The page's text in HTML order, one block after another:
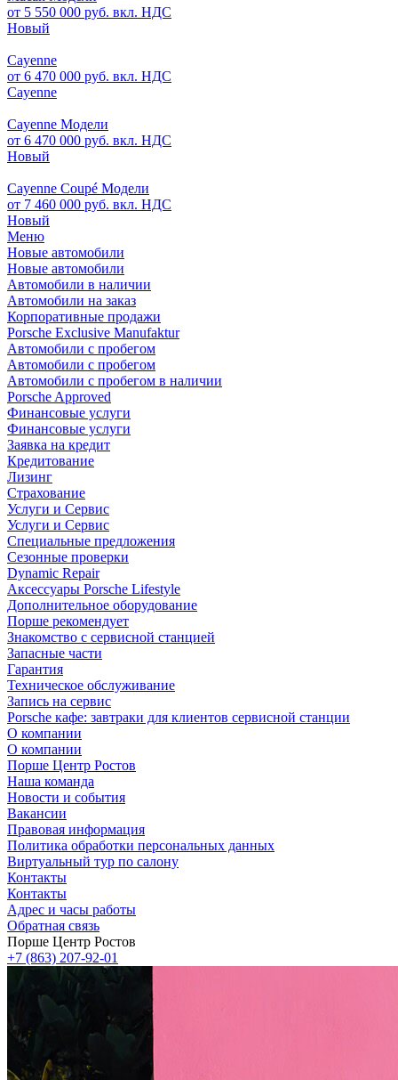
от 5 550 000 руб. вкл. НДС
Новый
Cayenne
от 6 470 000 руб. вкл. НДС
Cayenne
Cayenne Модели
от 6 470 000 руб. вкл. НДС
Новый
Cayenne Coupé Модели
от 7 460 000 руб. вкл. НДС
Новый
Меню
Новые автомобили
Новые автомобили
Автомобили в наличии
Автомобили на заказ
Корпоративные продажи
Porsche Exclusive Manufaktur
Автомобили с пробегом
Автомобили с пробегом
Автомобили с пробегом в наличии
Porsche Approved
Финансовые услуги
Финансовые услуги
Заявка на кредит
Кредитование
Лизинг
Страхование
Услуги и Сервис
Услуги и Сервис
Специальные предложения
Сезонные проверки
Dynamic Repair
Аксессуары Porsche Lifestyle
Дополнительное оборудование
Порше рекомендует
Знакомство с сервисной станцией
Запасные части
Гарантия
Техническое обслуживание
Запись на сервис
Porsche кафе: завтраки для клиентов сервисной станции
О компании
О компании
Порше Центр Ростов
Наша команда
Новости и события
Вакансии
Правовая информация
Политика обработки персональных данных
Виртуальный тур по салону
Контакты
Контакты
Адрес и часы работы
Обратная связь
Порше Центр Ростов
+7 (863) 207-92-01